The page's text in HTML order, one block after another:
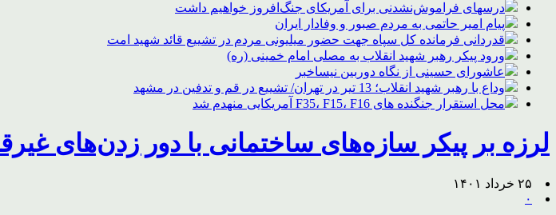
درسهای فراموش‌نشدنی برای آمریکای جنگ‌افروز خواهیم داشت
پیام امیر حاتمی به مردم صبور و وفادار ایران
قدردانی فرمانده کل سپاه جهت حضور میلیونی مردم در تشییع قائد شهید امت
ورود پیکر رهبر شهید انقلاب به مصلی امام خمینی (ره)
عاشورای حسینی از نگاه دوربین نیساخبر
وداع با رهبر شهید انقلاب؛ 13 تیر در تهران/ تشییع در قم و تدفین در مشهد
محل استقرار جنگنده های F35، F15، F16 آمریکایی منهدم شد
لرزه بر پیکر سازه‌های ساختمانی با دور زدن‌های
۲۵ خرداد ۱۴۰۱
۰